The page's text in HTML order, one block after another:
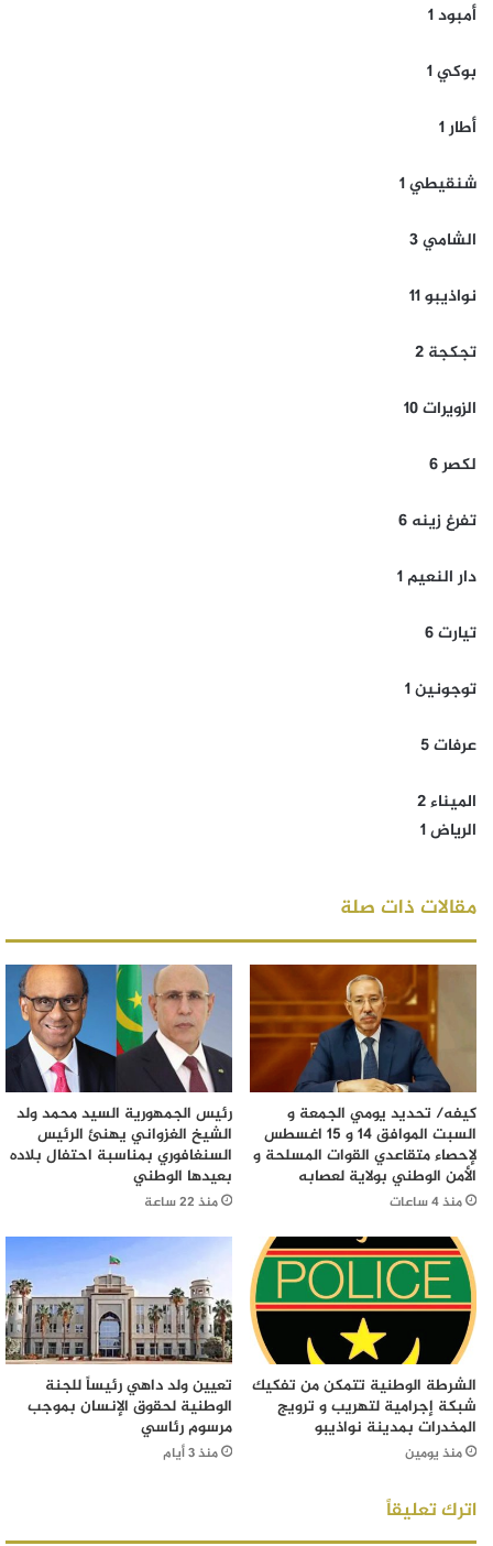
أمبود 1
بوكي 1
أطار 1
شنقيطي 1
الشامي 3
نواذيبو 11
تجكجة 2
الزويرات 10
لكصر 6
تفرغ زينه 6
دار النعيم 1
تيارت 6
توجونين 1
عرفات 5
الميناء 2
الرياض 1
مقالات ذات صلة
كيفه/ تحديد يومي الجمعة و
السبت الموافق 14 و 15 اغسطس
لإحصاء متقاعدي القوات المسلحة و
الأمن الوطني بولاية لعصابه
منذ 4 ساعات
رئيس الجمهورية السيد محمد ولد
الشيخ الغزواني يهنئ الرئيس
السنغافوري بمناسبة احتفال بلاده
بعيدها الوطني
منذ 22 ساعة
الشرطة الوطنية تتمكن من تفكيك
شبكة إجرامية لتهريب و ترويج
المخدرات بمدينة نواذيبو
منذ يومين
تعيين ولد داهي رئيساً للجنة
الوطنية لحقوق الإنسان بموجب
مرسوم رئاسي
منذ 3 أيام
اترك تعليقاً